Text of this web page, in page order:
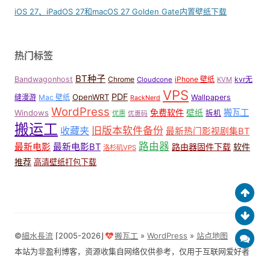
iOS 27、iPadOS 27和macOS 27 Golden Gate内置壁纸下载
热门标签
Bandwagonhost BT种子 Chrome Cloudcone iPhone 壁纸 KVM kvr无
缝漫游 Mac 壁纸 OpenWRT PDF RackNerd VPS Wallpapers
Windows WordPress 优惠 优惠码 免费软件 壁纸 拆机 搬瓦工
搬运工 收藏夹 旧版本软件备份 最新热门影视剧集BT
最新电影 最新电影BT 洛杉矶VPS 路由器 路由器固件下载 软件
推荐 高清壁纸打包下载
©細水長流 ⌈2005-2026⌋ 搬瓦工 »WordPress »站点地图
本站为非盈利博客，资源收集自网络仅供参考，仅用于互联网爱好者